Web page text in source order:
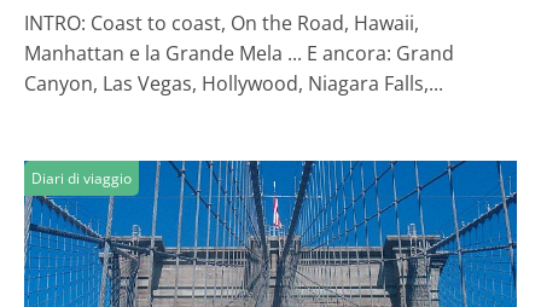
INTRO: Coast to coast, On the Road, Hawaii,
Manhattan e la Grande Mela ... E ancora: Grand
Canyon, Las Vegas, Hollywood, Niagara Falls,...
Diari di viaggio